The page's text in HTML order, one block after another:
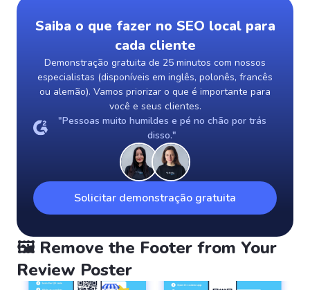
Saiba o que fazer no SEO local para
cada cliente
Demonstração gratuita de 25 minutos com nossos
especialistas (disponíveis em inglês, polonês, francês
ou alemão). Vamos priorizar o que é importante para
você e seus clientes.
"Pessoas muito humildes e pé no chão por trás
disso."
Solicitar demonstração gratuita
🖼️ Remove the Footer from Your
Review Poster